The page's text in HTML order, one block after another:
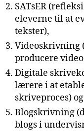
SATsER
eleverne til at
tekster),
Videoskrivning
producere
Digitale
lærere i at
skriveproces) og
Blogskrivning
blogs i